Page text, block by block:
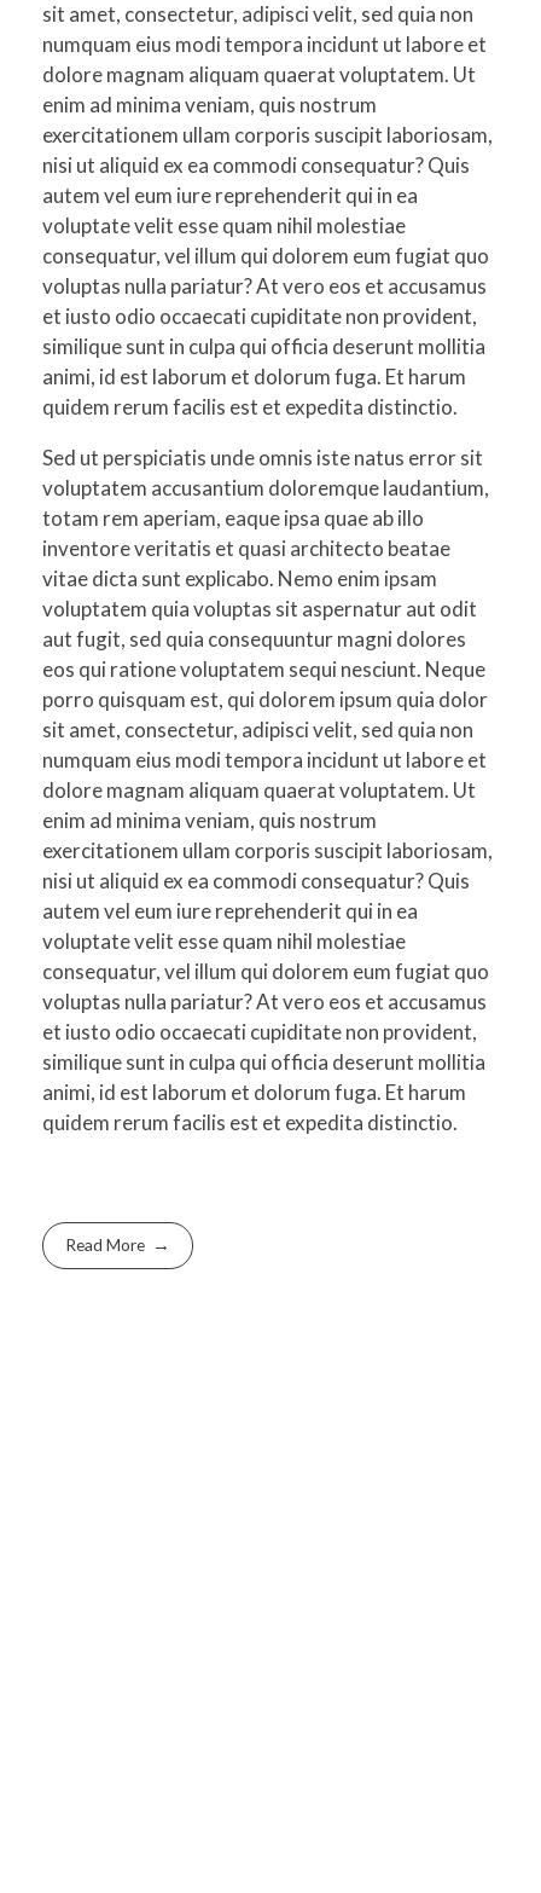
sit amet, consectetur, adipisci velit, sed quia non
numquam eius modi tempora incidunt ut labore et
dolore magnam aliquam quaerat voluptatem. Ut
enim ad minima veniam, quis nostrum
exercitationem ullam corporis suscipit laboriosam,
nisi ut aliquid ex ea commodi consequatur? Quis
autem vel eum iure reprehenderit qui in ea
voluptate velit esse quam nihil molestiae
consequatur, vel illum qui dolorem eum fugiat quo
voluptas nulla pariatur? At vero eos et accusamus
et iusto odio occaecati cupiditate non provident,
similique sunt in culpa qui officia deserunt mollitia
animi, id est laborum et dolorum fuga. Et harum
quidem rerum facilis est et expedita distinctio.
Sed ut perspiciatis unde omnis iste natus error sit
voluptatem accusantium doloremque laudantium,
totam rem aperiam, eaque ipsa quae ab illo
inventore veritatis et quasi architecto beatae
vitae dicta sunt explicabo. Nemo enim ipsam
voluptatem quia voluptas sit aspernatur aut odit
aut fugit, sed quia consequuntur magni dolores
eos qui ratione voluptatem sequi nesciunt. Neque
porro quisquam est, qui dolorem ipsum quia dolor
sit amet, consectetur, adipisci velit, sed quia non
numquam eius modi tempora incidunt ut labore et
dolore magnam aliquam quaerat voluptatem. Ut
enim ad minima veniam, quis nostrum
exercitationem ullam corporis suscipit laboriosam,
nisi ut aliquid ex ea commodi consequatur? Quis
autem vel eum iure reprehenderit qui in ea
voluptate velit esse quam nihil molestiae
consequatur, vel illum qui dolorem eum fugiat quo
voluptas nulla pariatur? At vero eos et accusamus
et iusto odio occaecati cupiditate non provident,
similique sunt in culpa qui officia deserunt mollitia
animi, id est laborum et dolorum fuga. Et harum
quidem rerum facilis est et expedita distinctio.
Read More